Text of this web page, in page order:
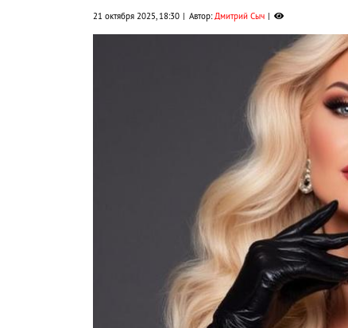
21 октября 2025, 18:30 Автор:Дмитрий Сыч